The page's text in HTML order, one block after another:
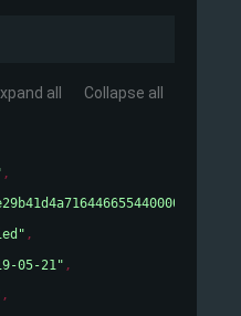
all Collapse all
,
,
05-21" ,
,